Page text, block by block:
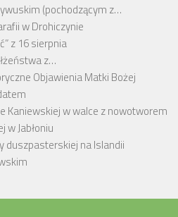
(pochodzącym z…
w Drohiczynie
z 16 sierpnia
z…
Objawienia Matki Bożej
Kaniewskiej w walce z nowotworem
w Jabłoniu
duszpasterskiej na Islandii